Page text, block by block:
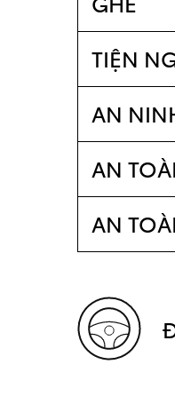
TIỆN
AN
AN
AN